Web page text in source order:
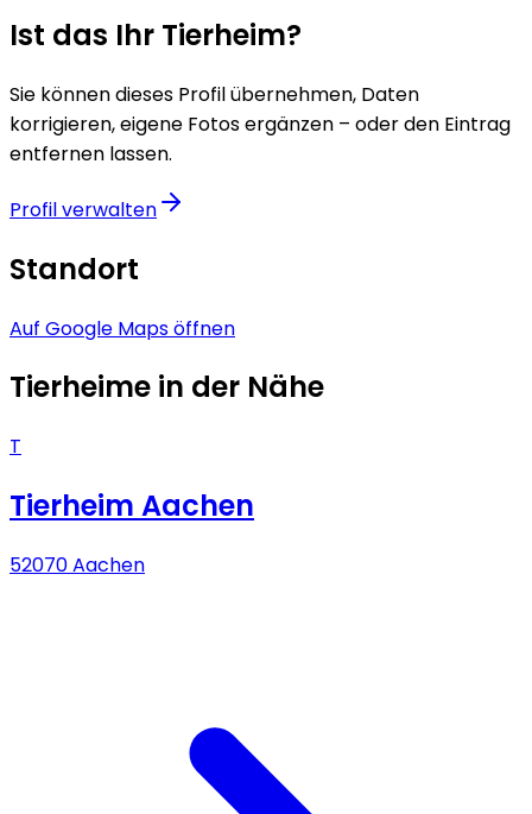
Ist das Ihr Tierheim?
Sie können dieses Profil übernehmen, Daten
korrigieren, eigene Fotos ergänzen – oder den Eintrag
entfernen lassen.
Profil verwalten
Standort
Auf Google Maps öffnen
Tierheime in der Nähe
T
Tierheim Aachen
52070 Aachen